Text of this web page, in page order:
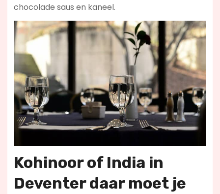
chocolade saus en kaneel.
Kohinoor of India in
Deventer daar moet je